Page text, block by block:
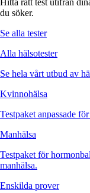
Hitta rätt test utifrån
du söker.
Se alla tester
Alla hälsotester
Se hela vårt utbud av
Kvinnohälsa
Testpaket anpassade
Manhälsa
Testpaket för
manhälsa.
Enskilda prover